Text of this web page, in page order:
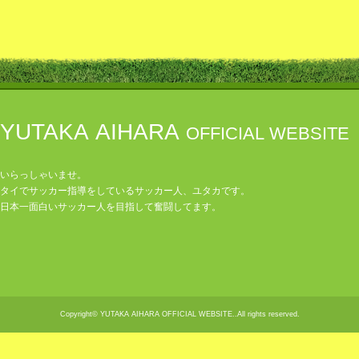
YUTAKA AIHARA OFFICIAL WEBSITE
いらっしゃいませ。
タイでサッカー指導をしているサッカー人、ユタカです。
日本一面白いサッカー人を目指して奮闘してます。
Copyright© YUTAKA AIHARA OFFICIAL WEBSITE..All rights reserved.